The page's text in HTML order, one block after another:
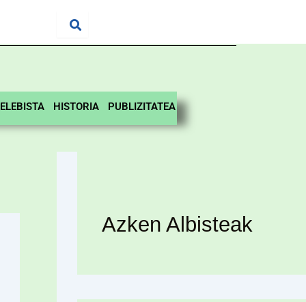
HISTORIA PUBLIZITATEA
Azken Albisteak